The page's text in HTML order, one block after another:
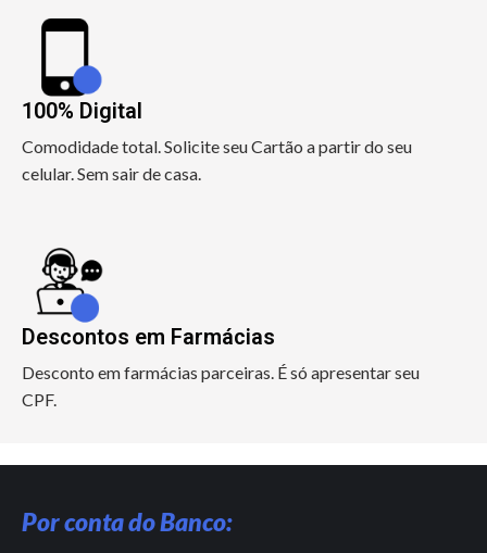
100% Digital
Comodidade total. Solicite seu Cartão a partir do seu
celular. Sem sair de casa.
Descontos em Farmácias
Desconto em farmácias parceiras. É só apresentar seu
CPF.
Por conta do Banco: